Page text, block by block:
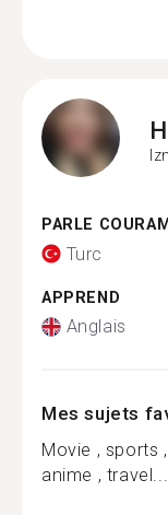
PARLE
Turc
APPREND
Anglais
Mes sujets
Movie , sports
anime , travel...